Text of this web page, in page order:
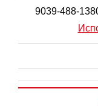
9039-488-